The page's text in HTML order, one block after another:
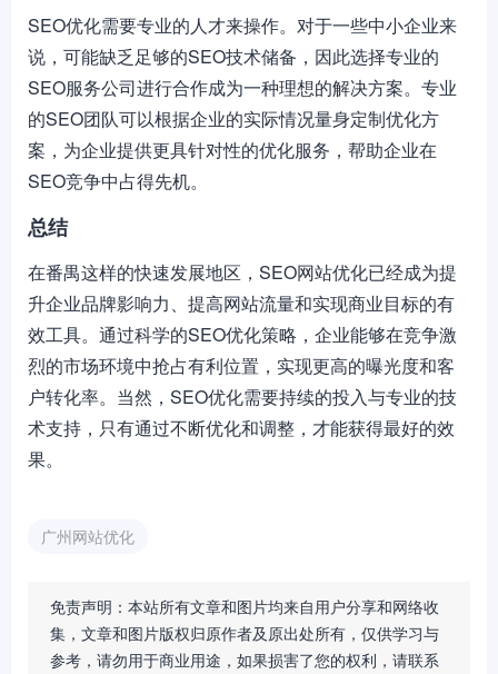
SEO优化需要专业的人才来操作。对于一些中小企业来
说，可能缺乏足够的SEO技术储备，因此选择专业的
SEO服务公司进行合作成为一种理想的解决方案。专业
的SEO团队可以根据企业的实际情况量身定制优化方
案，为企业提供更具针对性的优化服务，帮助企业在
SEO竞争中占得先机。
总结
在番禺这样的快速发展地区，SEO网站优化已经成为提
升企业品牌影响力、提高网站流量和实现商业目标的有
效工具。通过科学的SEO优化策略，企业能够在竞争激
烈的市场环境中抢占有利位置，实现更高的曝光度和客
户转化率。当然，SEO优化需要持续的投入与专业的技
术支持，只有通过不断优化和调整，才能获得最好的效
果。
广州网站优化
免责声明：本站所有文章和图片均来自用户分享和网络收
集，文章和图片版权归原作者及原出处所有，仅供学习与
参考，请勿用于商业用途，如果损害了您的权利，请联系